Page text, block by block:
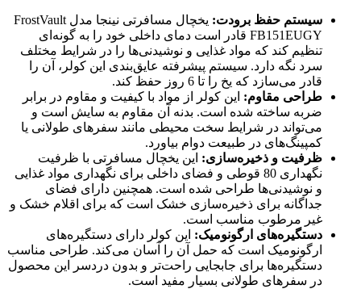
سیستم حفظ برودت:
یخچال مسافرتی نینجا مدل FrostVault
FB151EUGY قادر است دمای داخلی خود را به گونه‌ای
تنظیم کند که مواد غذایی و نوشیدنی‌ها را در شرایط مختلف
سرد نگه دارد. سیستم پیشرفته عایق‌بندی این کولر، آن را
قادر می‌سازد که یخ را تا 6 روز حفظ کند.
طراحی مقاوم: این کولر از مواد با کیفیت و مقاوم در برابر
ضربه ساخته شده است. بدنه آن مقاوم به سایش است و
می‌تواند در شرایط سخت محیطی مانند سفرهای طولانی یا
کمپینگ‌های در طبیعت دوام بیاورد.
ظرفیت و ذخیره‌سازی: این یخچال مسافرتی با ظرفیت
نگهداری 80 قوطی و فضای داخلی برای نگهداری مواد غذایی
و نوشیدنی‌ها طراحی شده است. همچنین دارای فضای
جداگانه برای ذخیره‌سازی خشک است که برای اقلام خشک و
غیر مرطوب مناسب است.
دستگیره‌های ارگونومیک: این کولر دارای دستگیره‌های
ارگونومیک است که حمل آن را آسان می‌کند. طراحی مناسب
دستگیره‌ها برای جابجایی راحت‌تر و بدون دردسر این محصول
در سفرهای طولانی بسیار مفید است.